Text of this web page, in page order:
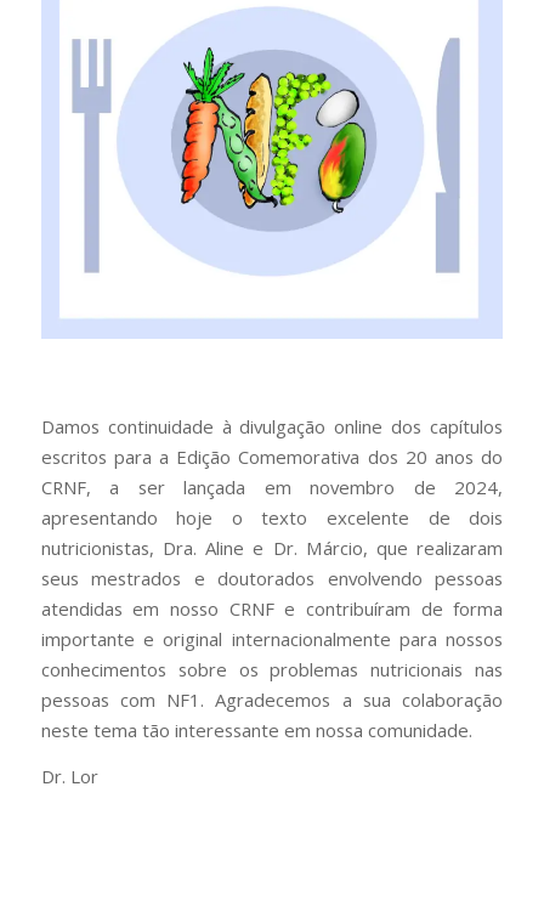
Damos continuidade à divulgação online dos capítulos
escritos para a Edição Comemorativa dos 20 anos do
CRNF, a ser lançada em novembro de 2024,
apresentando hoje o texto excelente de dois
nutricionistas, Dra. Aline e Dr. Márcio, que realizaram
seus mestrados e doutorados envolvendo pessoas
atendidas em nosso CRNF e contribuíram de forma
importante e original internacionalmente para nossos
conhecimentos sobre os problemas nutricionais nas
pessoas com NF1. Agradecemos a sua colaboração
neste tema tão interessante em nossa comunidade.
Dr. Lor